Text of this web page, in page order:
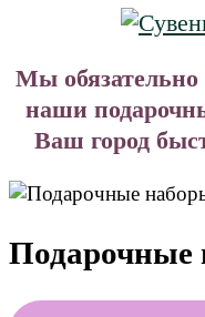
Мы
наши
Ваш город
Подарочные